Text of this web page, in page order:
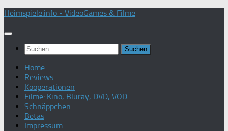
Zum
springen
Heimspiele.info - VideoGames & Filme
Suchen
nach:
Home
Reviews
Kooperationen
Filme: Kino, Bluray, DVD, VOD
Schnäppchen
Betas
Impressum